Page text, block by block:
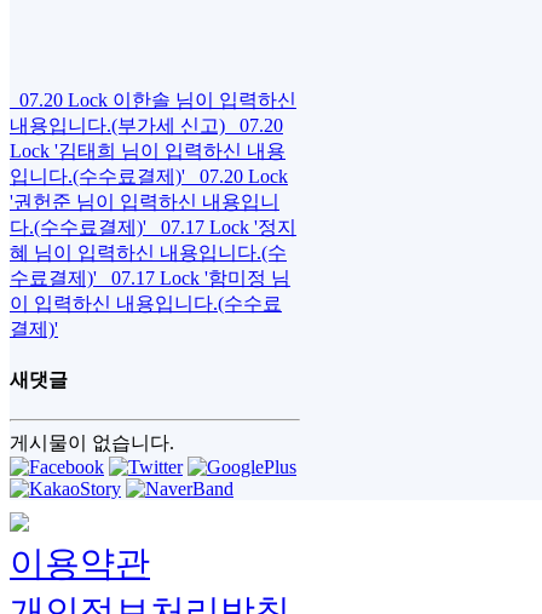
07.20 Lock 이한솔 님이 입력하신
내용입니다.(부가세 신고)
07.20
Lock '김태희 님이 입력하신 내용
입니다.(수수료결제)'
07.20 Lock
'권헌준 님이 입력하신 내용입니
다.(수수료결제)'
07.17 Lock '정지
혜 님이 입력하신 내용입니다.(수
수료결제)'
07.17 Lock '함미정 님
이 입력하신 내용입니다.(수수료
결제)'
새댓글
게시물이 없습니다.
이용약관